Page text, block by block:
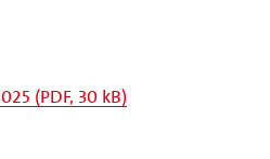
(PDF, 30 kB)